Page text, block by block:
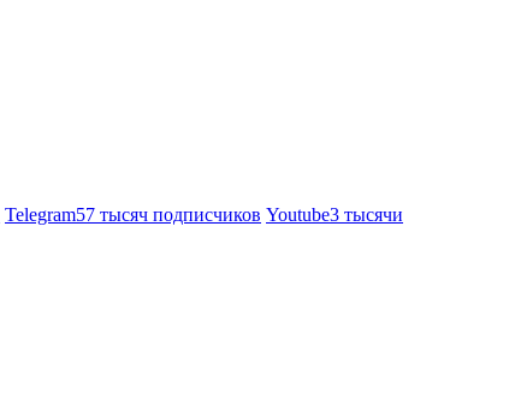
Telegram57 тысяч подписчиков Youtube3 тысячи